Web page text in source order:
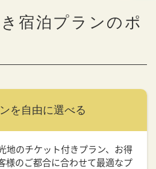
宿泊プランのポ
を 自由に選べる
地のチケット付きプラン、お得
様のご都合に合わせて最適なプ